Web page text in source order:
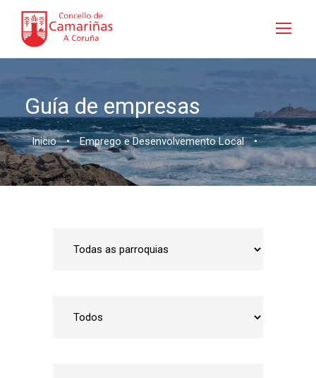
Guía de empresas
Inicio • Emprego e Desenvolvemento Local •